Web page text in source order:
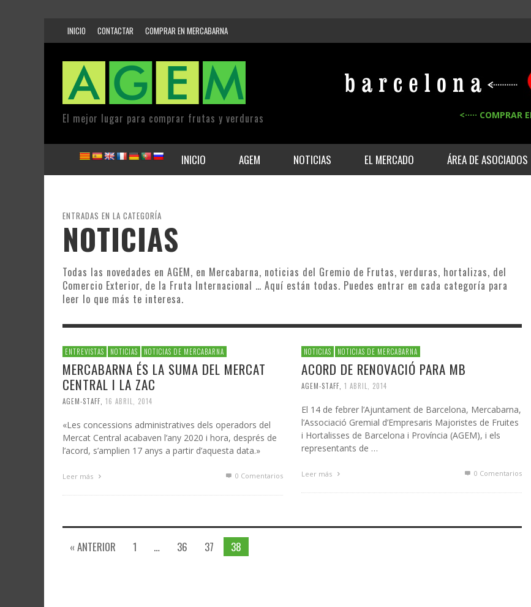
INICIO CONTACTAR COMPRAR EN MERCABARNA
El mejor lugar para comprar frutas y verduras <····· COMPRAR
INICIO AGEM NOTICIAS EL MERCADO ÁREA DE ASOCIADOS
ENTRADAS EN LA CATEGORÍA
NOTICIAS
Todas las novedades en AGEM, en Mercabarna, noticias del Gremio de Frutas, verduras, hortalizas, del
Comercio Exterior, de la Fruta Internacional … Aquí están todas. Puedes entrar en cada categoría para
leer lo que más te interesa.
ENTREVISTAS NOTICIAS NOTICIAS DE MERCABARNA
MERCABARNA ÉS LA SUMA DEL MERCAT
CENTRAL I LA ZAC
AGEM-STAFF 16 ABRIL, 2014
«Les concessions administratives dels operadors del
Mercat Central acabaven l’any 2020 i hora, després de
l’acord, s’amplien 17 anys a partir d’aquesta data.»
Leer más 0 Comentarios
NOTICIAS NOTICIAS DE MERCABARNA
ACORD DE RENOVACIÓ PARA MB
AGEM-STAFF 1 ABRIL, 2014
El 14 de febrer l’Ajuntament de Barcelona, Mercabarna,
l’Associació Gremial d’Empresaris Majoristes de Fruites
i Hortalisses de Barcelona i Província (AGEM), i els
representants de …
Leer más 0 Comentarios
« ANTERIOR 1 … 36 37 38